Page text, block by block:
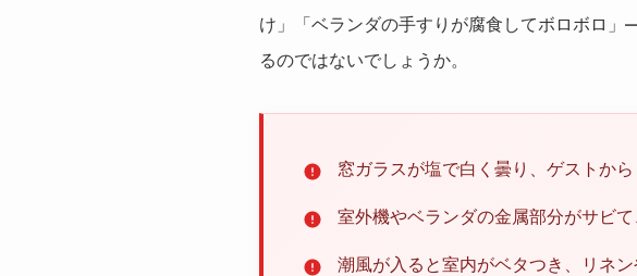
け」「ベランダの手すりが腐食してボロボロ
るのではないでしょうか。
窓ガラスが塩で白く曇り、ゲストか
室外機やベランダの金属部分がサビ
潮風が入ると室内がベタつき、リネ